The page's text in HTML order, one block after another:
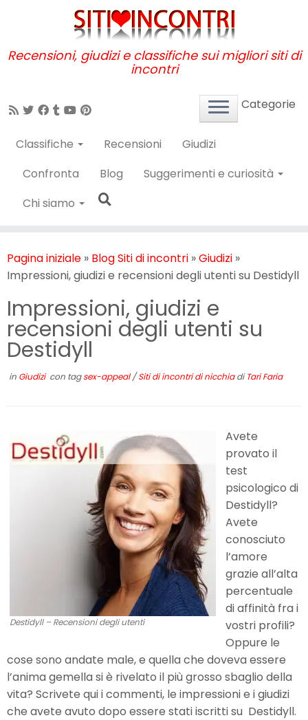
Recensioni, giudizi e classifiche sui migliori siti di
incontri
Categorie
Classifiche Recensioni
Giudizi
Confronta
Blog
Suggerimenti e curiosità
Chi siamo
Pagina iniziale » Blog Siti di incontri »Giudizi »
Impressioni, giudizi e recensioni degli utenti su Destidyll
Impressioni, giudizi e
recensioni degli utenti su
Destidyll
in Giudizi con tagsex-appeal/Siti di incontri di nicchiadiTari Faria
Destidyll – Recensioni degli utenti
Avete
provato il
test
psicologico di
Destidyll?
Avete
conosciuto
l’amore
grazie all’alta
percentuale
di affinità fra i
vostri profili?
Oppure le
cose sono andate male, e quella che doveva essere
l’anima gemella si è rivelato il più grosso sbaglio della
vita? Scrivete qui i commenti, le impressioni e i giudizi
che avete avuto dopo essere stati iscritti su Destidyll.